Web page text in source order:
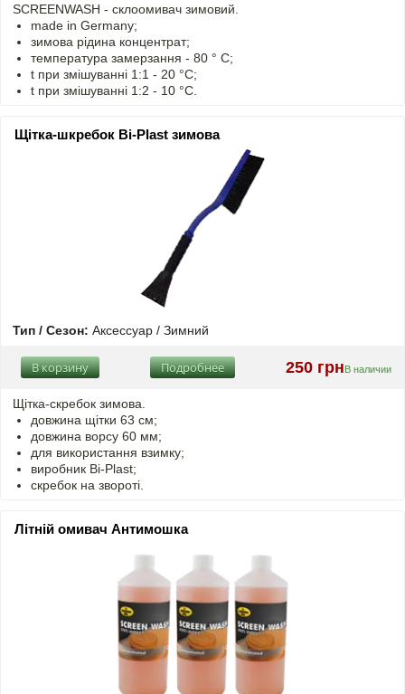
SCREENWASH - cклоомивач зимовий.
made in Germany;
зимова рідина концентрат;
температура замерзання - 80 ° C;
t при змішуванні 1:1 - 20 °C;
t при змішуванні 1:2 - 10 °C.
Щітка-шкребок Bi-Plast зимова
Тип / Сезон: Аксессуар / Зимний
250 грн В наличии
Подробнее
В корзину
Щітка-скребок зимова.
довжина щітки 63 см;
довжина ворсу 60 мм;
для використання взимку;
виробник Bi-Plast;
скребок на звороті.
Літній омивач Антимошка